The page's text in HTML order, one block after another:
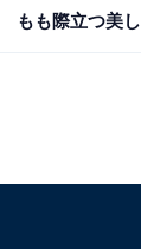
もも際立つ美